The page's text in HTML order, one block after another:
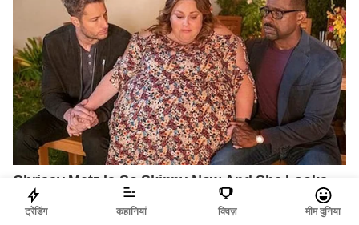
ट्रेंडिंग कहानियां क्विज़ मीम दुनिया